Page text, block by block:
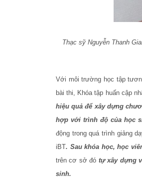
Thạc sỹ Nguyễn Thanh
Với môi trường học tập
bài thi, Khóa tập huấn cập
hiệu quả để xây dựng
hợp với trình độ của học
động trong quá trình giảng
iBT. Sau khóa học, học
trên cơ sở đó tự xây dựng
sinh.